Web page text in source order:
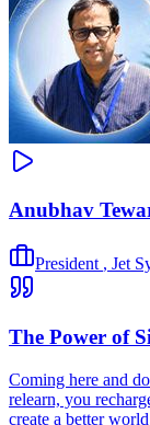
Anubhav
President , Jet
The Power of
Coming here and
relearn, you
create a better